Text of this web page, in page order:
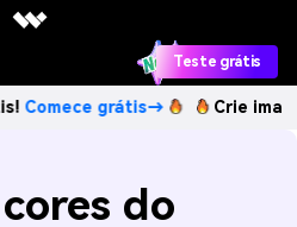
Teste grátis
grátis→ Crie imagens com
do